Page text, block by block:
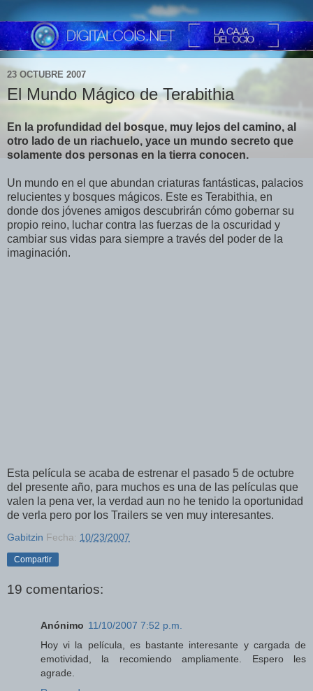
23 OCTUBRE 2007
El Mundo Mágico de Terabithia
En la profundidad del bosque, muy lejos del camino, al
otro lado de un riachuelo, yace un mundo secreto que
solamente dos personas en la tierra conocen.
Un mundo en el que abundan criaturas fantásticas, palacios
relucientes y bosques mágicos. Este es Terabithia, en
donde dos jóvenes amigos descubrirán cómo gobernar su
propio reino, luchar contra las fuerzas de la oscuridad y
cambiar sus vidas para siempre a través del poder de la
imaginación.
Esta película se acaba de estrenar el pasado 5 de octubre
del presente año, para muchos es una de las películas que
valen la pena ver, la verdad aun no he tenido la oportunidad
de verla pero por los Trailers se ven muy interesantes.
Gabitzin Fecha: 10/23/2007
Compartir
19 comentarios:
Anónimo 11/10/2007 7:52 p.m.
Hoy vi la película, es bastante interesante y cargada de
emotividad, la recomiendo ampliamente. Espero les
agrade.